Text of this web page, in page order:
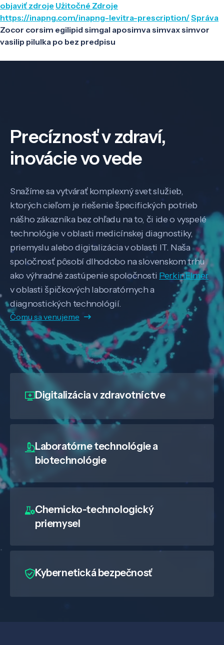
objaviť zdroje Użitočné Zdroje
https://inapng.com/inapng-levitra-prescription/Správa
Zocor corsim egilipid simgal aposimva simvax simvor
vasilip pilulka po bez predpisu
Precíznosť v zdraví,
inovácie vo vede
Snažíme sa vytvárať komplexný svet služieb,
ktorých cieľom je riešenie špecifických potrieb
nášho zákazníka bez ohľadu na to, či ide o vyspelé
technológie v oblasti medicínskej diagnostiky,
priemyslu alebo digitalizácia v oblasti IT. Naša
spoločnosť pôsobí dlhodobo na slovenskom trhu
ako výhradné zastúpenie spoločnosti PerkinElmer
v oblasti špičkových laboratórnych a
diagnostických technológií.
Čomu sa venujeme
Digitalizáciav zdravotníctve
Laboratórne technológie a
biotechnológie
Chemicko-technologický
priemysel
Kybernetická bezpečnosť